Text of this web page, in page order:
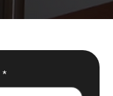
*